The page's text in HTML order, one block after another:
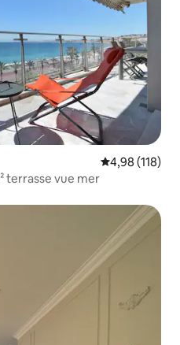
Évaluation
4,98 (118)
terrasse vue mer